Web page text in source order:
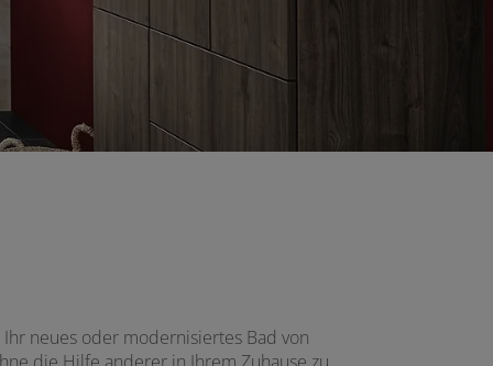
neues oder modernisiertes Bad von